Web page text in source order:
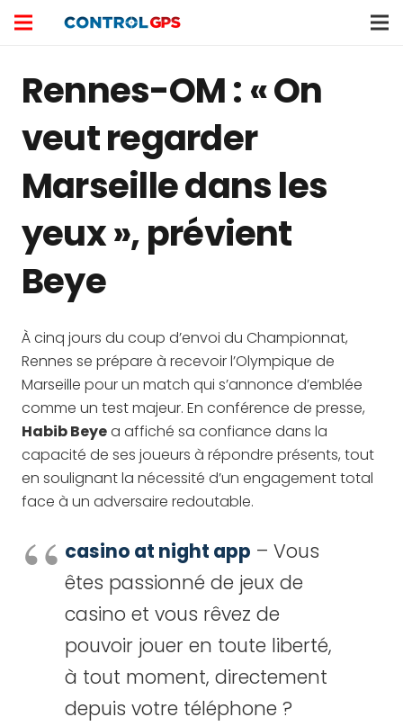
Rennes-OM : « On
veut regarder
Marseille dans les
yeux », prévient
Beye
À cinq jours du coup d’envoi du Championnat,
Rennes se prépare à recevoir l’Olympique de
Marseille pour un match qui s’annonce d’emblée
comme un test majeur. En conférence de presse,
Habib Beyea affiché sa confiance dans la
capacité de ses joueurs à répondre présents, tout
en soulignant la nécessité d’un engagement total
face à un adversaire redoutable.
casino at night app – Vous
êtes passionné de jeux de
casino et vous rêvez de
pouvoir jouer en toute liberté,
à tout moment, directement
depuis votre téléphone ?